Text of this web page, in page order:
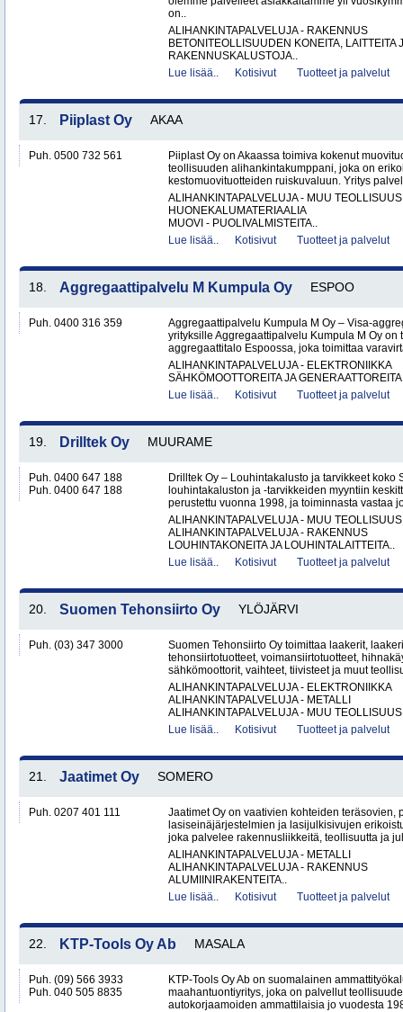
on..
ALIHANKINTAPALVELUJA - RAKENNUS
BETONITEOLLISUUDEN KONEITA, LAITTEITA
RAKENNUSKALUSTOJA..
Lue lisää..
Kotisivut Tuotteet ja palvelut
17. Piiplast Oy AKAA
Puh. 0500 732 561
Piiplast Oy on Akaassa toimiva kokenut
teollisuuden alihankintakumppani, joka on
kestomuovituotteiden ruiskuvaluun. Yritys
ALIHANKINTAPALVELUJA - MUU TEOLLISUUS
HUONEKALUMATERIAALIA
MUOVI - PUOLIVALMISTEITA..
Lue lisää..
Kotisivut Tuotteet ja palvelut
18. Aggregaattipalvelu M Kumpula Oy ESPOO
Puh. 0400 316 359
Aggregaattipalvelu Kumpula M Oy – Visa-
yrityksille Aggregaattipalvelu Kumpula M Oy on
aggregaattitalo Espoossa, joka toimittaa
ALIHANKINTAPALVELUJA - ELEKTRONIIKKA
SÄHKÖMOOTTOREITA JA GENERAATTOREITA
Lue lisää..
Kotisivut Tuotteet ja palvelut
19. Drilltek Oy MUURAME
Puh. 0400 647 188
Puh. 0400 647 188
Drilltek Oy – Louhintakalusto ja tarvikkeet koko
louhintakaluston ja -tarvikkeiden myyntiin
perustettu vuonna 1998, ja toiminnasta vastaa
ALIHANKINTAPALVELUJA - MUU TEOLLISUUS
ALIHANKINTAPALVELUJA - RAKENNUS
LOUHINTAKONEITA JA LOUHINTALAITTEITA..
Lue lisää..
Kotisivut Tuotteet ja palvelut
20. Suomen Tehonsiirto Oy YLÖJÄRVI
Puh. (03) 347 3000
Suomen Tehonsiirto Oy toimittaa laakerit,
tehonsiirtotuotteet, voimansiirtotuotteet,
sähkömoottorit, vaihteet, tiivisteet ja muut
ALIHANKINTAPALVELUJA - ELEKTRONIIKKA
ALIHANKINTAPALVELUJA - METALLI
ALIHANKINTAPALVELUJA - MUU
Lue lisää..
Kotisivut Tuotteet ja palvelut
21. Jaatimet Oy SOMERO
Puh. 0207 401 111
Jaatimet Oy on vaativien kohteiden teräsovien,
lasiseinäjärjestelmien ja lasijulkisivujen
joka palvelee rakennusliikkeitä, teollisuutta ja
ALIHANKINTAPALVELUJA - METALLI
ALIHANKINTAPALVELUJA - RAKENNUS
ALUMIINIRAKENTEITA..
Lue lisää..
Kotisivut Tuotteet ja palvelut
22. KTP-Tools Oy Ab MASALA
Puh. (09) 566 3933
Puh. 040 505 8835
KTP-Tools Oy Ab on suomalainen
maahantuontiyritys, joka on palvellut
autokorjaamoiden ammattilaisia jo vuodesta